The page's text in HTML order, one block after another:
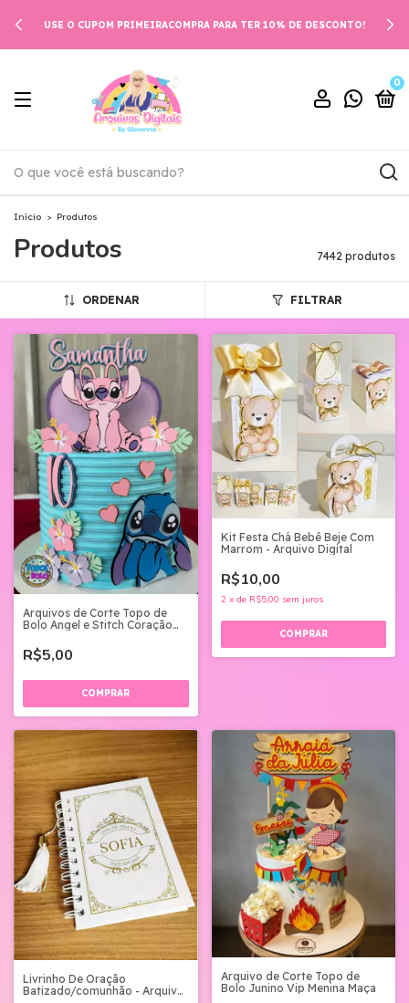
USE O CUPOM PRIMEIRACOMPRA PARA TER 10% DE DESCONTO!
0
Início > Produtos
Produtos 7442 produtos
ORDENAR FILTRAR
Arquivos de Corte Topo de
Bolo Angel e Stitch Coração
R$5,00
Kit Festa Chá Bebê Beje Com
Marrom - Arquivo Digital
R$10,00
2 x de R$5,00 sem juros
Livrinho De Oração
Batizado/comunhão - Arquivo
Arquivo de Corte Topo de
Bolo Junino Vip Menina Maça